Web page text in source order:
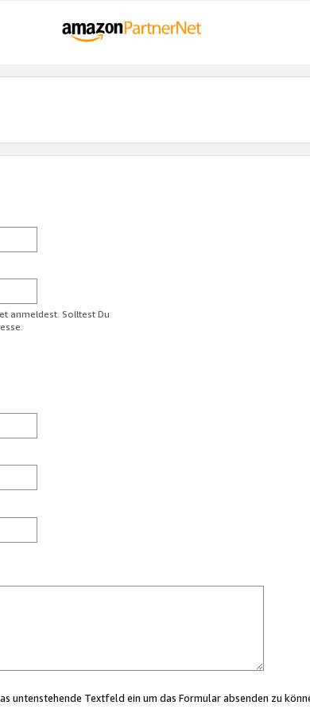
anmeldest. Solltest Du
untenstehende Textfeld ein um das Formular absenden zu